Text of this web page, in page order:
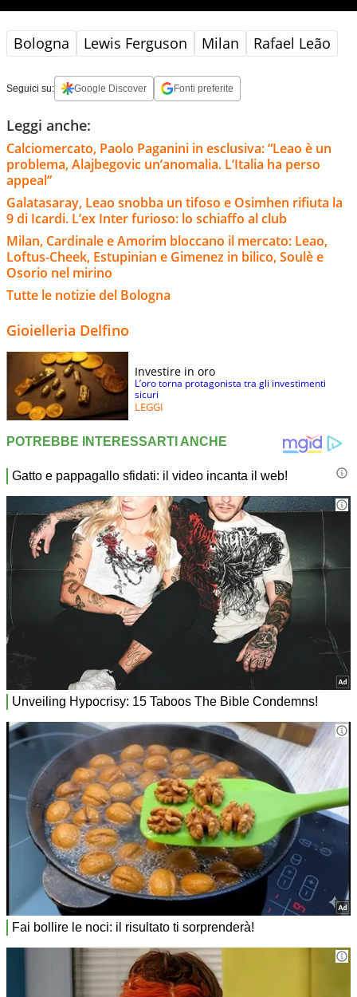
Bologna Lewis Ferguson Milan Rafael Leão
Seguici su: Google Discover Fonti preferite
Leggi anche:
Calciomercato, Paolo Paganini in esclusiva: “Leao è un
problema, Alajbegovic un’anomalia. L’Italia ha perso
appeal”
Galatasaray, Leao snobba un tifoso e Osimhen rifiuta la
9 di Icardi. L’ex Inter furioso: lo schiaffo al club
Milan, Cardinale e Amorim bloccano il mercato: Leao,
Loftus-Cheek, Estupinian e Gimenez in bilico, Soulè e
Osorio nel mirino
Tutte le notizie del Bologna
Gioielleria Delfino
Investire in oro
L’oro torna protagonista tra gli investimenti
sicuri
LEGGI